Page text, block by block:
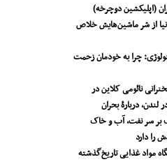
(اپلیکشین دوچرخه)
از شر ماشین‌هایش خلاص
چرا به خودمان زحمت
نائومی کلاین در
دربارۀ بحران
سر نفت، آب و خاک
را دارد
مواد غذایی تاریخ‌گذشته